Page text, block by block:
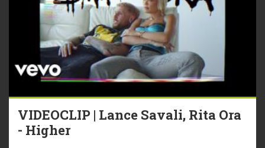
VIDEOCLIP | Lance Savali, Rita Ora
- Higher